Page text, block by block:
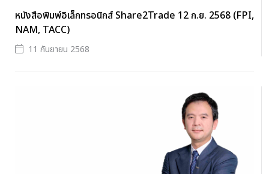
หนังสือพิมพ์อิเล็กทรอนิกส์ Share2Trade 12 ก.ย. 2568 (FPI,
NAM, TACC)
11 กันยายน 2568